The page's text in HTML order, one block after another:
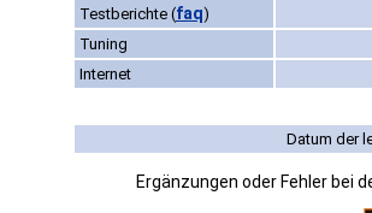
Testberichte (faq)
Tuning
Internet
Datum der
Ergänzungen oder Fehler bei